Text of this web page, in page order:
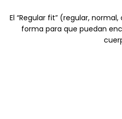
El “Regular fit” (regular,
forma para que puedan